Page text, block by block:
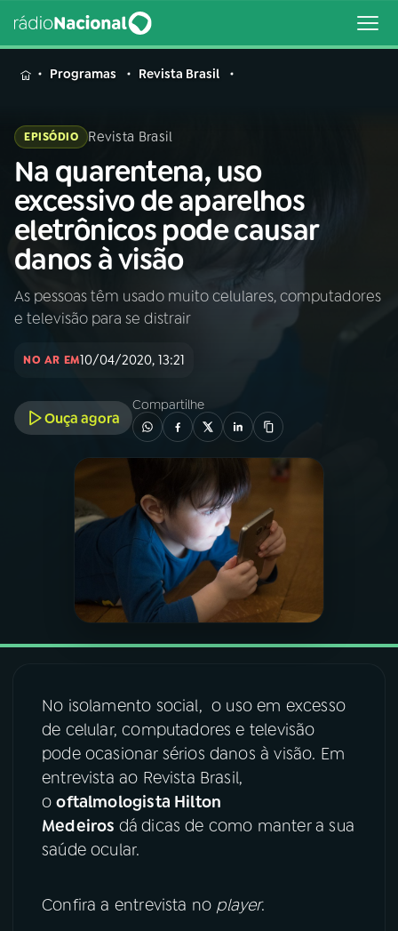
MENU
Buscar
na
Rádio
Nacional
Buscar
AO VIVO
01INÍCIO
PROGRAMAÇÃO
PROGRAMAS
VIDEOCASTS
08FESTIVAL DE MÚSICA
YouTube Facebook
Programas Revista Brasil
EPISÓDIO Revista Brasil
Na quarentena, uso
excessivo de aparelhos
eletrônicos pode causar
danos à visão
As pessoas têm usado muito celulares, computadores
e televisão para se distrair
NO AR EM10/04/2020, 13:21
Ouça agora
Compartilhe
No isolamento social, o uso em excesso
de celular, computadores e televisão
pode ocasionar sérios danos à visão. Em
entrevista ao Revista Brasil,
ooftalmologista Hilton
Medeiros dá dicas de como manter a sua
saúde ocular.
Confira a entrevista no player.